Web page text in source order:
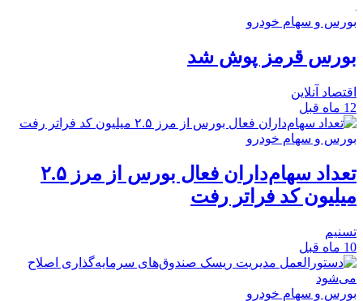
بورس و سهام خودرو
بورس قرمز پوش شد
اقتصاد آنلاین
12 ماه قبل
بورس و سهام خودرو
تعداد سهام‌داران فعال بورس از مرز ۲.۵
میلیون کد فراتر رفت
تسنیم
10 ماه قبل
بورس و سهام خودرو